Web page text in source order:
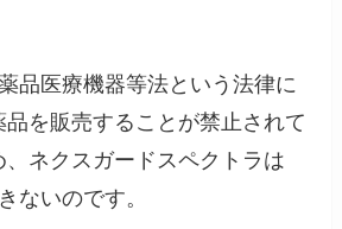
品医療機器等法という法律に
を販売することが禁止されて
ネクスガードスペクトラは
ないのです。